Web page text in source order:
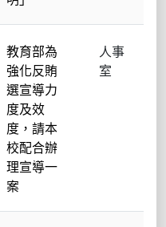
教育部為
強化反賄
選宣導力
度及效
度，請本
校配合辦
理宣導一
案
人事
室